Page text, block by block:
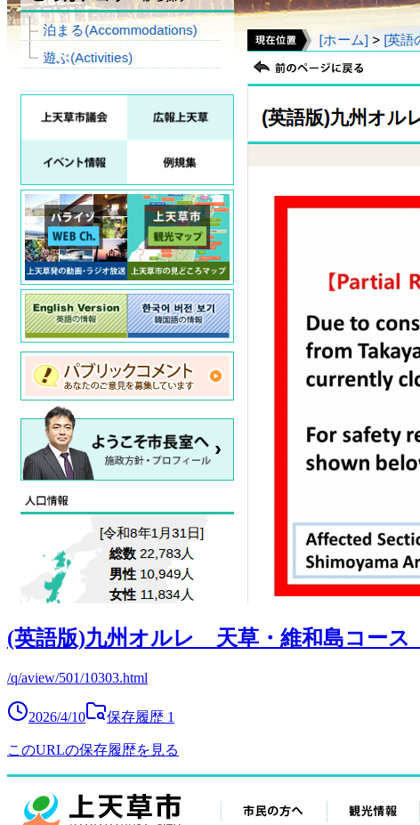
(英語版)九州オルレ 天草・維和島コース
/q/aview/501/10303.html
2026/4/10 保存履歴 1
このURLの保存履歴を見る